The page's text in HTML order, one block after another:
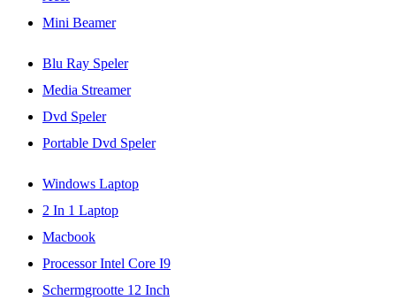
Mini Beamer
Blu Ray Speler
Media Streamer
Dvd Speler
Portable Dvd Speler
Windows Laptop
2 In 1 Laptop
Macbook
Processor Intel Core I9
Schermgrootte 12 Inch